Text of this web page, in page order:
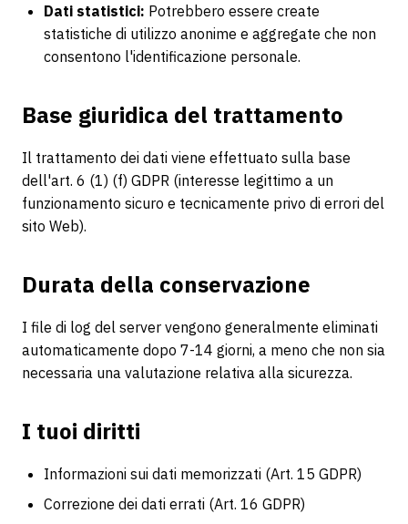
Dati statistici: Potrebbero essere create
statistiche di utilizzo anonime e aggregate che non
consentono l'identificazione personale.
Base giuridica del trattamento
Il trattamento dei dati viene effettuato sulla base
dell'art. 6 (1) (f) GDPR (interesse legittimo a un
funzionamento sicuro e tecnicamente privo di errori del
sito Web).
Durata della conservazione
I file di log del server vengono generalmente eliminati
automaticamente dopo 7-14 giorni, a meno che non sia
necessaria una valutazione relativa alla sicurezza.
I tuoi diritti
Informazioni sui dati memorizzati (Art. 15 GDPR)
Correzione dei dati errati (Art. 16 GDPR)